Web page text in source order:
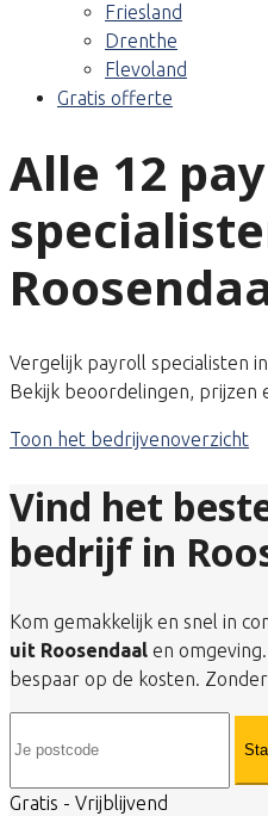
Friesland
Drenthe
Flevoland
Gratis offerte
Alle 12
Vergelijk payroll specialisten
Bekijk beoordelingen, prijzen
Toon het bedrijvenoverzicht
Vind het
bedrijf in
Kom gemakkelijk en snel in
uit Roosendaal en
bespaar op de kosten.
Gratis - Vrijblijvend